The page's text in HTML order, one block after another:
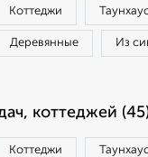
Коттеджи
Деревянные Из
коттеджей
Коттеджи